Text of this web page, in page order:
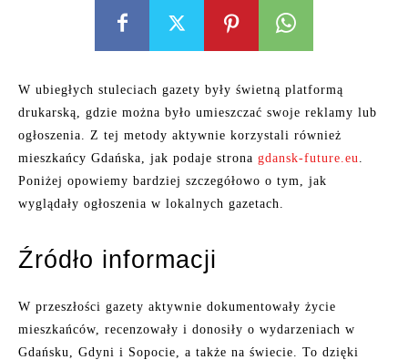
W ubiegłych stuleciach gazety były świetną platformą
drukarską, gdzie można było umieszczać swoje reklamy lub
ogłoszenia. Z tej metody aktywnie korzystali również
mieszkańcy Gdańska, jak podaje strona gdansk-future.eu.
Poniżej opowiemy bardziej szczegółowo o tym, jak
wyglądały ogłoszenia w lokalnych gazetach.
Źródło informacji
W przeszłości gazety aktywnie dokumentowały życie
mieszkańców, recenzowały i donosiły o wydarzeniach w
Gdańsku, Gdyni i Sopocie, a także na świecie. To dzięki